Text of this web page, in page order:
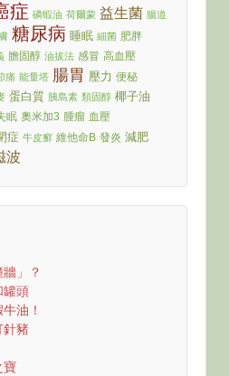
症 磷蝦油 荷爾蒙 益生菌 腸道
糖尿病 睡眠 細菌 肥胖
膽固醇 油拔法 感冒 高血壓
痛 能量塔 腸胃 壓力 便秘
蛋白質 胰島素 類固醇 椰子油
眠 奧米加3 腫瘤 血壓
症 牛皮癬 維他命B 發炎 減肥
波
」？
罐頭
油！
針豬
寶